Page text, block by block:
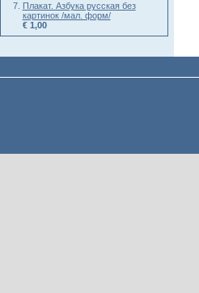
Плакат. Азбука русская без
картинок /мал. форм/
€ 1,00